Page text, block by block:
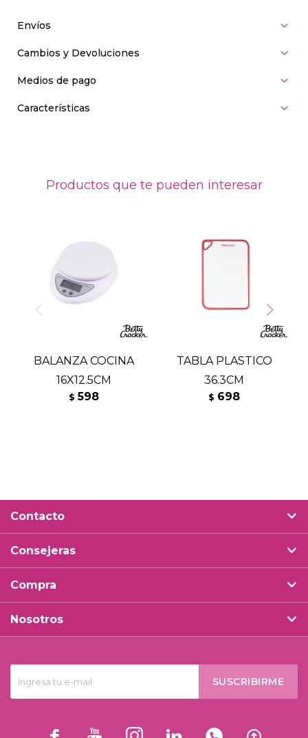
Envíos
Cambios y Devoluciones
Medios de pago
Características
Productos que te pueden interesar
BALANZA COCINA
16X12.5CM
$ 598
TABLA PLASTICO
36.3CM
$ 698
SUSCRIBIRME
Contacto
Consejeras
Compra
Nosotros